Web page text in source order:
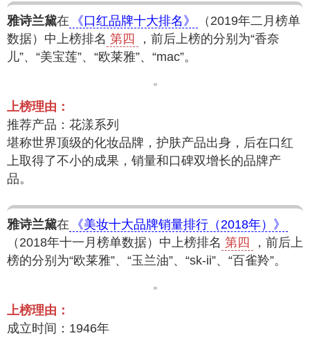
雅诗兰黛在 《口红品牌十大排名》
（2019年二月榜单
数据）中上榜排名 第四
，前后上榜的分别为“香奈
儿”、“美宝莲”、“欧莱雅”、“mac”。
上榜理由：
推荐产品：花漾系列
堪称世界顶级的化妆品牌，护肤产品出身，后在口红
上取得了不小的成果，销量和口碑双增长的品牌产
品。
雅诗兰黛在
《美妆十大品牌销量排行（2018年）》
（2018年十一月榜单数据）中上榜排名 第四
，前后上
榜的分别为“欧莱雅”、“玉兰油”、“sk-ii”、“百雀羚”。
上榜理由：
成立时间：1946年